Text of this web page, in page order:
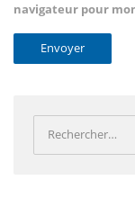
navigateur pour